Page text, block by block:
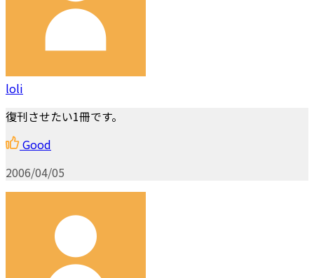
loli
復刊させたい1冊です。
Good
2006/04/05